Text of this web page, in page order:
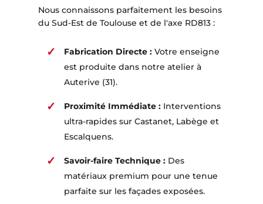
Nous connaissons parfaitement les besoins
du Sud-Est de Toulouse et de l'axe RD813 :
Fabrication Directe :Votre enseigne
est produite dans notre atelier à
Auterive (31).
Proximité Immédiate :Interventions
ultra-rapides sur Castanet, Labège et
Escalquens.
Savoir-faire Technique :Des
matériaux premium pour une tenue
parfaite sur les façades exposées.